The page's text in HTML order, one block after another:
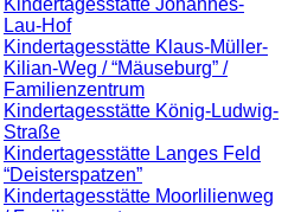
Kindertagesstätte Johannes-
Lau-Hof
Kindertagesstätte Klaus-Müller-
Kilian-Weg / “Mäuseburg” /
Familienzentrum
Kindertagesstätte König-Ludwig-
Straße
Kindertagesstätte Langes Feld
“Deisterspatzen”
Kindertagesstätte Moorlilienweg